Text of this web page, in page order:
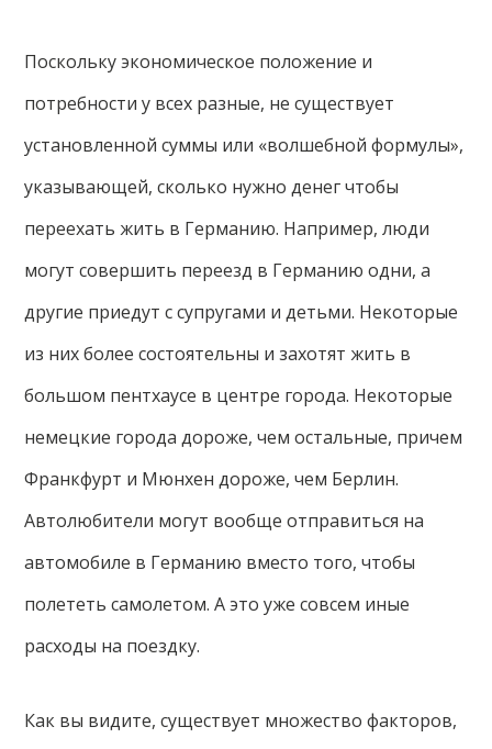
Поскольку экономическое положение и
потребности у всех разные, не существует
установленной суммы или «волшебной формулы»,
указывающей, сколько нужно денег чтобы
переехать жить в Германию. Например, люди
могут совершить переезд в Германию одни, а
другие приедут с супругами и детьми. Некоторые
из них более состоятельны и захотят жить в
большом пентхаусе в центре города. Некоторые
немецкие города дороже, чем остальные, причем
Франкфурт и Мюнхен дороже, чем Берлин.
Автолюбители могут вообще отправиться на
автомобиле в Германию вместо того, чтобы
полететь самолетом. А это уже совсем иные
расходы на поездку.
Как вы видите, существует множество факторов,